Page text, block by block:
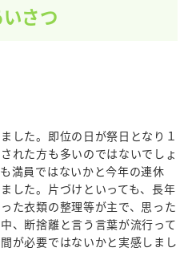
さつ
した。即位の日が祭日となり１
れた方も多いのではないでしょ
満員ではないかと今年の連休
した。片づけといっても、長年
た衣類の整理等が主で、思った
、断捨離と言う言葉が流行って
が必要ではないかと実感しまし